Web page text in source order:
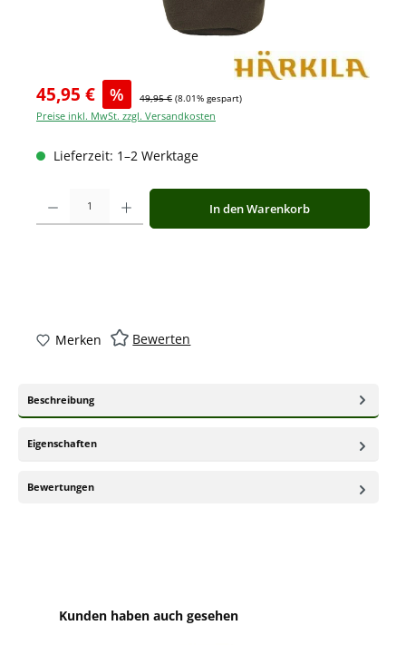
45,95 € % 49,95 € (8.01% gespart)
Preise inkl. MwSt. zzgl. Versandkosten
Lieferzeit: 1–2 Werktage
Produkt Anzahl: Gib den gewünschten Wert ein oder benutze die
In den Warenkorb
Merken Bewerten
Beschreibung
Eigenschaften
Bewertungen
Produktgalerie überspringen
Kunden haben auch gesehen